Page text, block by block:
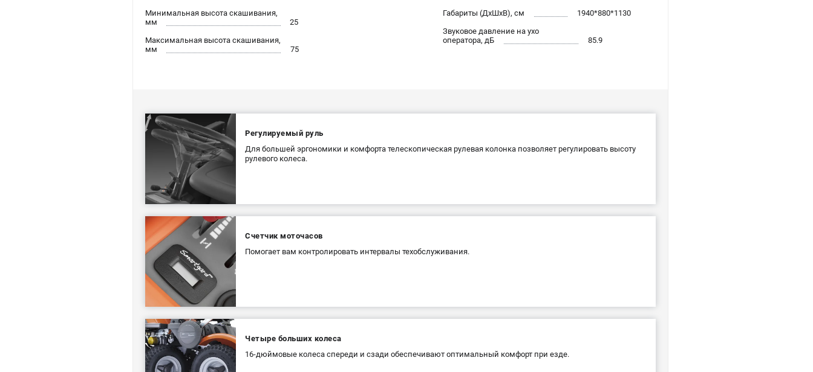
Минимальная высота скашивания,
мм
25
Максимальная высота скашивания,
мм
75
Габариты (ДхШхВ), см
1940*880*1130
Звуковое давление на ухо
оператора, дБ
85.9
Регулируемый руль
Для большей эргономики и комфорта телескопическая рулевая колонка позволяет регулировать высоту
рулевого колеса.
Счетчик моточасов
Помогает вам контролировать интервалы техобслуживания.
Четыре больших колеса
16-дюймовые колеса спереди и сзади обеспечивают оптимальный комфорт при езде.